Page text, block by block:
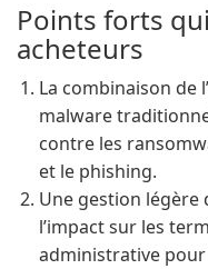
Points forts
acheteurs
La combinaison de
malware
contre les
et le phishing.
Une gestion légère
l’impact sur les
administrative